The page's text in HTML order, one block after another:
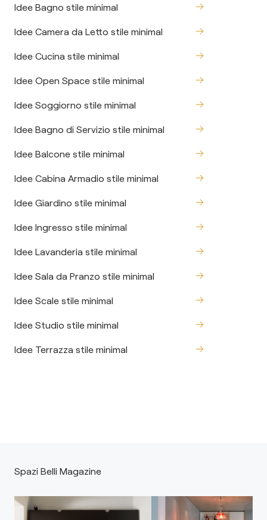
Idee Bagno stile minimal
Idee Camera da Letto stile minimal
Idee Cucina stile minimal
Idee Open Space stile minimal
Idee Soggiorno stile minimal
Idee Bagno di Servizio stile minimal
Idee Balcone stile minimal
Idee Cabina Armadio stile minimal
Idee Giardino stile minimal
Idee Ingresso stile minimal
Idee Lavanderia stile minimal
Idee Sala da Pranzo stile minimal
Idee Scale stile minimal
Idee Studio stile minimal
Idee Terrazza stile minimal
Spazi Belli Magazine